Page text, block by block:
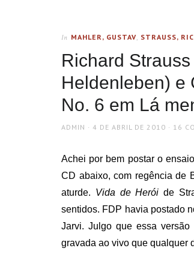
In MAHLER, GUSTAV, STRAUSS,
Richard
Heldenleben) e
No. 6 em Lá
AUTHOR
ADMIN
POSTED
4 DE ABRIL DE 2010 16
Achei por bem postar o
CD abaixo, com regência de
aturde. Vida de Herói de
sentidos. FDP havia postado
Jarvi. Julgo que essa
gravada ao vivo que qualquer